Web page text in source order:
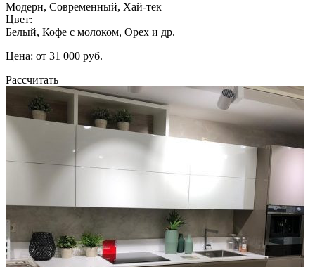
Модерн, Современный, Хай-тек
Цвет:
Белый, Кофе с молоком, Орех и др.
Цена: от 31 000 руб.
Рассчитать